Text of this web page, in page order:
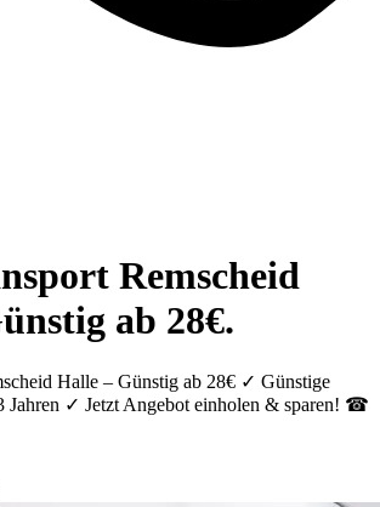
Remscheid
ab 28€.
Halle – Günstig ab 28€ ✓ Günstige
Jahren ✓ Jetzt Angebot einholen & sparen! ☎